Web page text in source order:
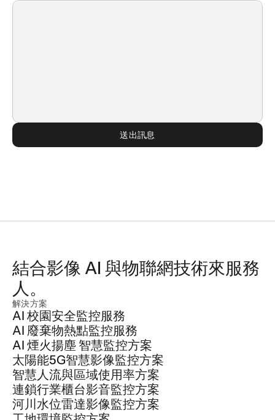
送出訊息
結合影像 AI 與物聯網技術來服務
人。
解決方案
AI 校園安全監控服務
AI 廢棄物熱點監控服務
AI 煙火揚塵 智慧監控方案
太陽能5G智慧影像監控方案
智慧人流與區域使用率方案
連鎖行業櫃台影音監控方案
河川水位雷達影像監控方案